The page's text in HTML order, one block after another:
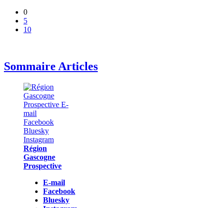
0
5
10
Sommaire Articles
Région
Gascogne
Prospective
E-mail
Facebook
Bluesky